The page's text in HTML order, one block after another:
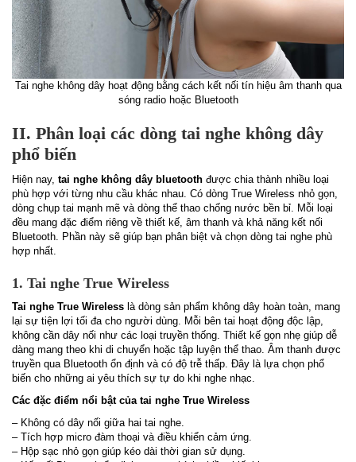
Tai nghe không dây hoạt động bằng cách kết nối tín hiệu âm thanh qua
sóng radio hoặc Bluetooth
II. Phân loại các dòng tai nghe không dây
phổ biến
Hiện nay, tai nghe không dây bluetooth được chia thành nhiều loại
phù hợp với từng nhu cầu khác nhau. Có dòng True Wireless nhỏ gọn,
dòng chụp tai mạnh mẽ và dòng thể thao chống nước bền bỉ. Mỗi loại
đều mang đặc điểm riêng về thiết kế, âm thanh và khả năng kết nối
Bluetooth. Phần này sẽ giúp bạn phân biệt và chọn dòng tai nghe phù
hợp nhất.
1. Tai nghe True Wireless
Tai nghe True Wireless là dòng sản phẩm không dây hoàn toàn, mang
lại sự tiện lợi tối đa cho người dùng. Mỗi bên tai hoạt động độc lập,
không cần dây nối như các loại truyền thống. Thiết kế gọn nhẹ giúp dễ
dàng mang theo khi di chuyển hoặc tập luyện thể thao. Âm thanh được
truyền qua Bluetooth ổn định và có độ trễ thấp. Đây là lựa chọn phổ
biến cho những ai yêu thích sự tự do khi nghe nhạc.
Các đặc điểm nổi bật của tai nghe True Wireless
– Không có dây nối giữa hai tai nghe.
– Tích hợp micro đàm thoại và điều khiển cảm ứng.
– Hộp sạc nhỏ gọn giúp kéo dài thời gian sử dụng.